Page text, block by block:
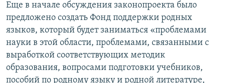
Еще в начале обсуждения законопроекта было
предложено создать Фонд поддержки родных
языков, который будет заниматься «проблемами
науки в этой области, проблемами, связанными с
выработкой соответствующих методик
образования, вопросами подготовки учебников,
пособий по родному языку и родной литературе,